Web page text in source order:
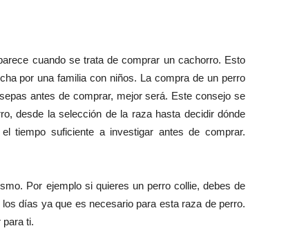
cuando se trata de comprar un cachorro. Esto
por una familia con niños. La compra de un perro
antes de comprar, mejor será. Este consejo se
desde la selección de la raza hasta decidir dónde
tiempo suficiente a investigar antes de comprar.
Por ejemplo si quieres un perro collie, debes de
días ya que es necesario para esta raza de perro.
ti.